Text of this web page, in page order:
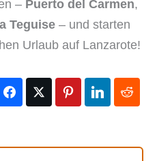
– Puerto del Carmen,
Teguise – und starten
Urlaub auf Lanzarote!